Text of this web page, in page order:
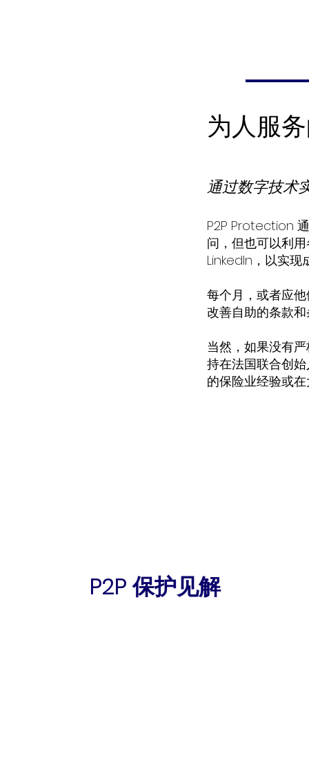
为人服
通过数字技术
P2P Protection
问，但也可以利
LinkedIn，以实现
每个月，或者应
改善自助的条款
当然，如果没有
持在法国联合创
的保险业经验或
P2P 保护见解